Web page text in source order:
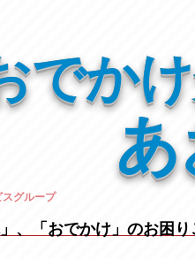
でか
あ
スグループ
、「おでかけ」のお困